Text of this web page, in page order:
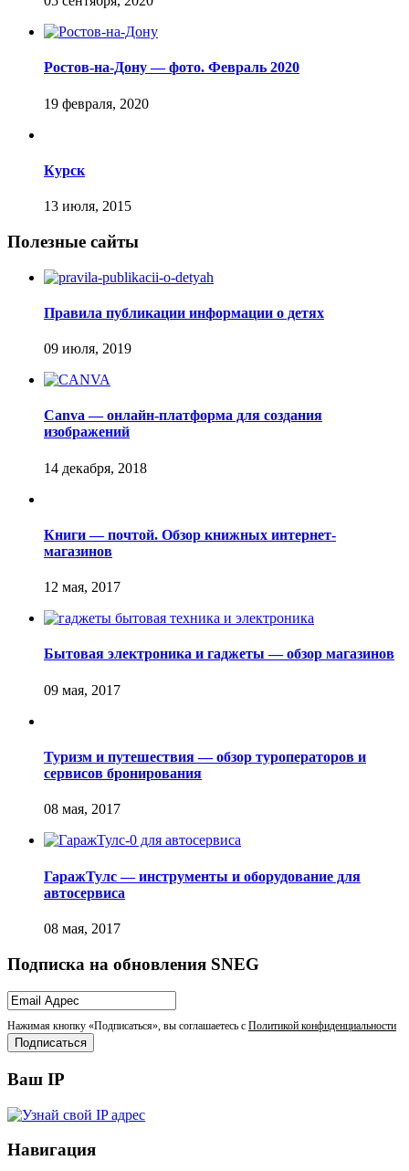
Ростов-на-Дону — фото. Февраль 2020
Курск
Полезные сайты
Правила публикации информации о детях
Canva — онлайн-платформа для создания
изображений
Книги — почтой. Обзор книжных интернет-
магазинов
Бытовая электроника и гаджеты — обзор магазинов
Туризм и путешествия — обзор туроператоров и
сервисов бронирования
ГаражТулс — инструменты и оборудование для
автосервиса
Подписка на обновления SNEG
Нажимая кнопку «Подписаться», вы соглашаетесь с Политикой конфиденциальности
Ваш IP
Навигация